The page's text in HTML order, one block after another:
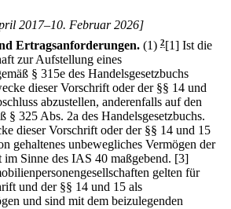
2017–10. Februar 2026]
Ertragsanforderungen. (1) 2[1] Ist die
zur Aufstellung eines
§ 315e des Handelsgesetzbuchs
dieser Vorschrift oder der §§ 14 und
abzustellen, anderenfalls auf den
§ 325 Abs. 2a des Handelsgesetzbuchs.
dieser Vorschrift oder der §§ 14 und 15
gehaltenes unbewegliches Vermögen der
Sinne des IAS 40 maßgebend. [3]
gelten für
und der §§ 14 und 15 als
und sind mit dem beizulegenden